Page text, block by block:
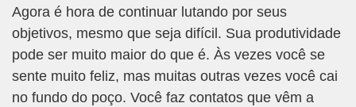
Agora é hora de continuar lutando por seus
objetivos, mesmo que seja difícil. Sua produtividade
pode ser muito maior do que é. Às vezes você se
sente muito feliz, mas muitas outras vezes você cai
no fundo do poço. Você faz contatos que vêm a